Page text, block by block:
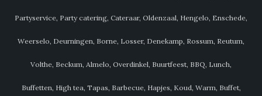
Partyservice, Party catering, Cateraar, Oldenzaal, Hengelo, Enschede,
Weerselo, Deurningen, Borne, Losser, Denekamp, Rossum, Reutum,
Volthe, Beckum, Almelo, Overdinkel, Buurtfeest, BBQ, Lunch,
Buffetten, High tea, Tapas, Barbecue, Hapjes, Koud, Warm, Buffet,